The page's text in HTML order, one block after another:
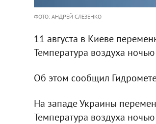
ФОТО: АНДРЕЙ СЛЕЗЕНКО
11 августа в Киеве
Температура воздуха
Об этом сообщил
На западе Украины
Температура воздуха